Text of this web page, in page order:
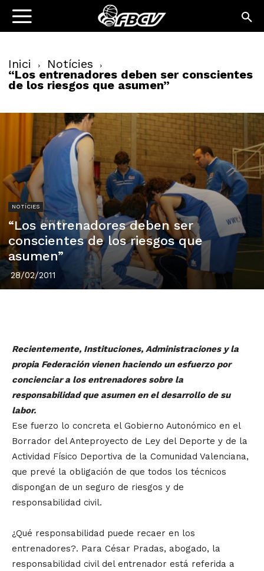
Inici Notícies
“Los entrenadores deben ser conscientes
de los riesgos que asumen”
NOTÍCIES
“Los entrenadores deben ser
conscientes de los riesgos que
asumen”
28/02/2011
Recientemente, Instituciones, Administraciones y la
propia Federación vienen haciendo un esfuerzo por
concienciar a los entrenadores sobre la
responsabilidad que asumen en el desarrollo de su
labor.
Ese fuerzo lo concreta el Gobierno Autonómico en el
Borrador del Anteproyecto de Ley del Deporte y de la
Actividad Físico Deportiva de la Comunidad Valenciana,
que prevé la obligación de que todos los técnicos
dispongan de un seguro de riesgos y de
responsabilidad civil.
¿Qué responsabilidad puede recaer en los
entrenadores?. Para César Pradas, abogado, la
responsabilidad civil del entrenador está referida a